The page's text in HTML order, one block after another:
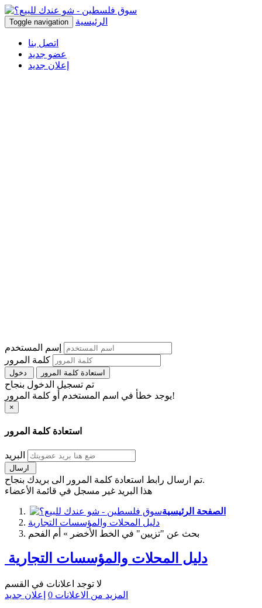
Toggle navigation الرئيسية
اتصل بنا
عضو جديد
إعلان جديد
إسم المستخدم
كلمة المرور
استعادة كلمة المرور
تم تسجيل الدخول بنجاح
يوجد خطأ في اسم المستخدم أو كلمة المرور!
×
استعادة كلمة المرور
البريد
تم ارسال رابط استعادة كلمة المرور الى بريدك بنجاح.
هذا البريد غير مسجل في قائمة الأعضاء
الصفحة الرئيسية
دليل المحلات والمؤسسات التجارية
بحث عن "تزيين" في الخط الأخضر » أم الفحم
دليل المحلات والمؤسسات التجارية
لا توجد اعلانات في القسم
المزيد من الاعلانات 0 إعلان جديد